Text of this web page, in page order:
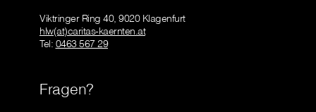
Viktringer Ring 40, 9020 Klagenfurt
hlw(at)caritas-kaernten.at
Tel: 0463 567 29
Fragen?